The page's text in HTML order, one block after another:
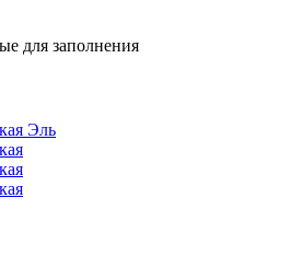
для заполнения
Эль